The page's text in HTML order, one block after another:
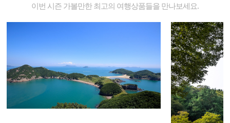
이번 시즌 가볼만한 최고의 여행상품들을 만나보세요.